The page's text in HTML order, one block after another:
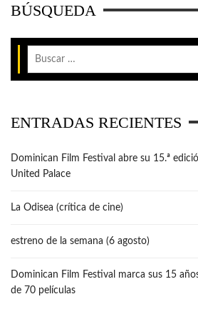
BÚSQUEDA
ENTRADAS RECIENTES
Dominican Film Festival abre su 15.ª
United Palace
La Odisea (crítica de cine)
estreno de la semana (6 agosto)
Dominican Film Festival marca sus 15
de 70 películas